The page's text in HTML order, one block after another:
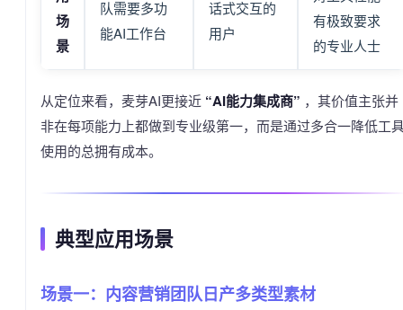
场
景
队需要多功
能AI工作台
话式交互的
用户
有极致要求
的专业人士
从定位来看，麦芽AI更接近 “AI能力集成商” ，其价值主张并
非在每项能力上都做到专业级第一，而是通过多合一降低工
使用的总拥有成本。
典型应用场景
场景一：内容营销团队日产多类型素材